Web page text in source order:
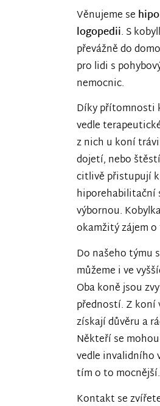
Věnujeme se
logopedii. S
převážně do
pro lidi s
nemocnic.
Díky přítomnosti
vedle
z nich u koní
dojetí, nebo
citlivě přistupují k
hiporehabilitační
výbornou.
okamžitý zájem
Do našeho týmu
můžeme i ve
Oba koně jsou
předností. Z koní
získají důvěru a
Někteří se
vedle invalidního
tím o to mocnější.
Kontakt se